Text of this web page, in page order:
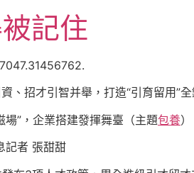
記住
、招才引智并舉，打造“引育留用”
場”，企業搭建發揮舞臺（主題包養）
記者 張甜甜